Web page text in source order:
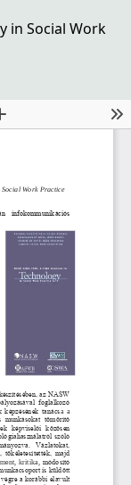
in Social Work